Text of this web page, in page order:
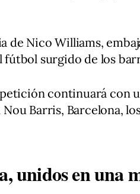
de Nico Williams,
fútbol surgido de los
continuará con
Barris, Barcelona, los
unidos en una